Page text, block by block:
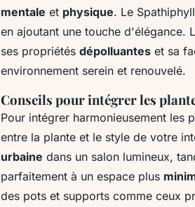
mentale et physique. Le
en ajoutant une touche d'élégance.
ses propriétés dépolluantes et sa
environnement serein et renouvelé.
Conseils pour intégrer les
Pour intégrer harmonieusement les
entre la plante et le style de votre
urbaine dans un salon lumineux,
parfaitement à un espace plus
des pots et supports comme ceux